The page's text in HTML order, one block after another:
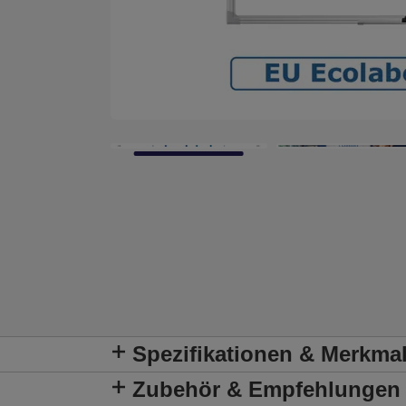
Spezifikationen &
Zubehör & Empfehlungen